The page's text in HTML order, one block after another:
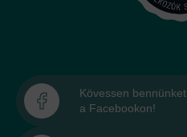
Kövessen bennünket
a Facebookon!